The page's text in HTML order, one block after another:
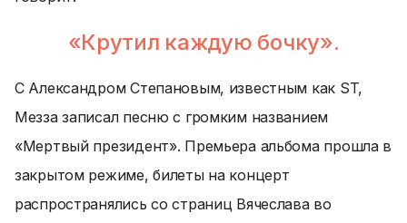
«Крутил каждую бочку».
С Александром Степановым, известным как ST,
Мезза записал песню с громким названием
«Мертвый президент». Премьера альбома прошла в
закрытом режиме, билеты на концерт
распространялись со страниц Вячеслава во